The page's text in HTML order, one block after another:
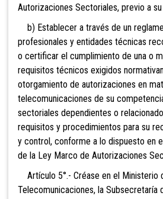
Autorizaciones Sectoriales, previo a
b) Establecer a través de un
profesionales y entidades técnicas
o certificar el cumplimiento de una o
requisitos técnicos exigidos
otorgamiento de autorizaciones en
telecomunicaciones de su
sectoriales dependientes o
requisitos y procedimientos para su
y control, conforme a lo dispuesto en
de la Ley Marco de Autorizaciones
Artículo 5°.- Créase en el Ministerio
Telecomunicaciones, la Subsecretaría